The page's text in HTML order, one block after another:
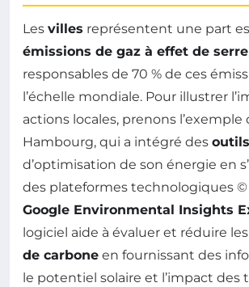
Les villes représentent une part
émissions de gaz à effet de serre
responsables de 70 % de ces
l’échelle mondiale. Pour illustrer
actions locales, prenons l’exemple
Hambourg, qui a intégré des
d’optimisation de son énergie en
des plateformes technologiques
Google Environmental Insights
logiciel aide à évaluer et réduire les
de carbone en fournissant des
le potentiel solaire et l’impact des